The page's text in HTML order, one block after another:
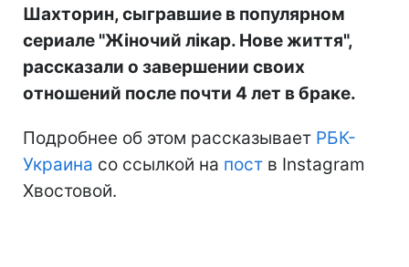
Шахторин, сыгравшие в популярном
сериале "Жіночий лікар. Нове життя",
рассказали о завершении своих
отношений после почти 4 лет в браке.
Подробнее об этом рассказывает РБК-
Украина со ссылкой на пост в Instagram
Хвостовой.